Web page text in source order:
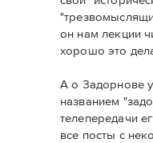
он нам лекции
хорошо это
А о Задорнове
названием
телепередачи
все посты с